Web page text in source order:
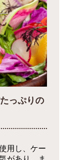
っぷりの
用し、ケー